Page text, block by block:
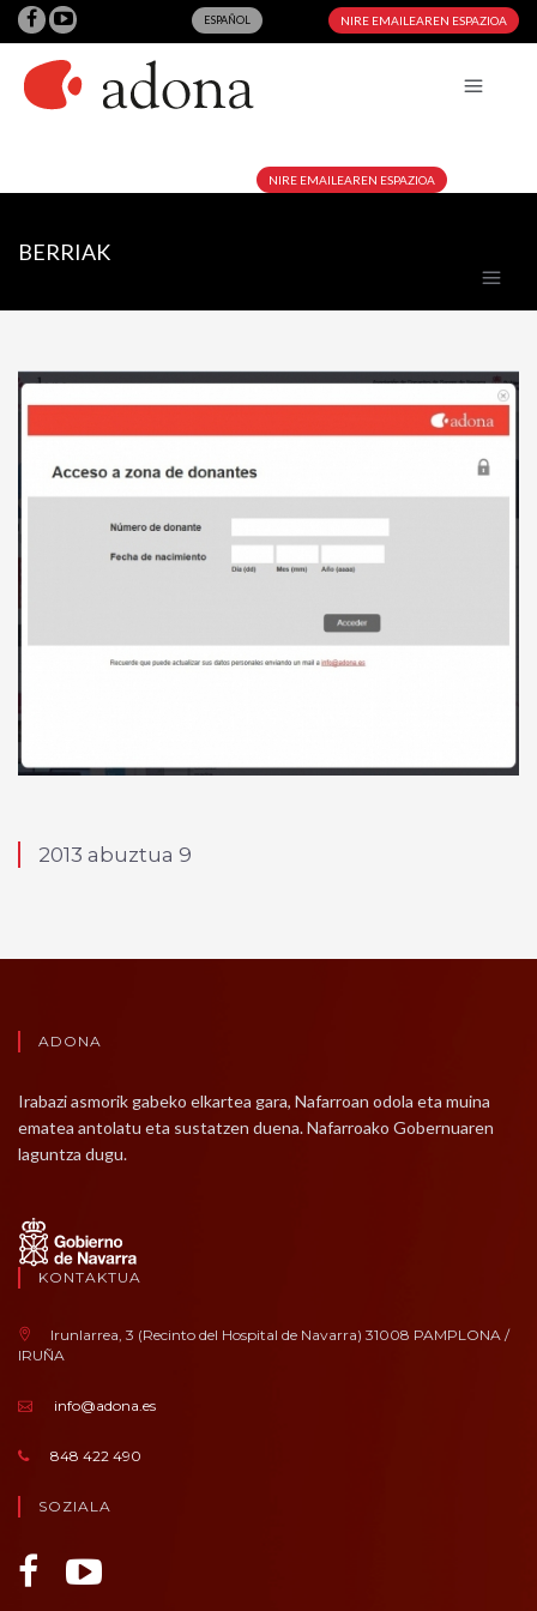
ESPAÑOL NIRE EMAILEAREN ESPAZIOA
NIRE EMAILEAREN ESPAZIOA
BERRIAK
2013 abuztua 9
ADONA
Irabazi asmorik gabeko elkartea gara, Nafarroan odola eta muina
ematea antolatu eta sustatzen duena. Nafarroako Gobernuaren
laguntza dugu.
KONTAKTUA
Irunlarrea, 3 (Recinto del Hospital de Navarra) 31008 PAMPLONA /
IRUÑA
info@adona.es
848 422 490
SOZIALA